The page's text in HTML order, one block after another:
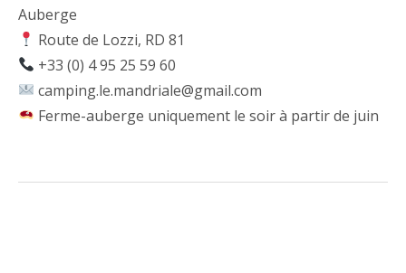
Auberge
Route de Lozzi, RD 81
+33 (0) 4 95 25 59 60
camping.le.mandriale@gmail.com
Ferme-auberge uniquement le soir à partir de juin